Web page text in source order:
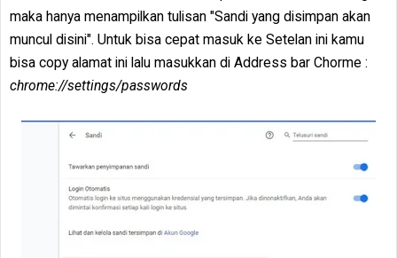
maka hanya menampilkan tulisan "Sandi yang disimpan akan
muncul disini". Untuk bisa cepat masuk ke Setelan ini kamu
bisa copy alamat ini lalu masukkan di Address bar Chorme :
chrome://settings/passwords